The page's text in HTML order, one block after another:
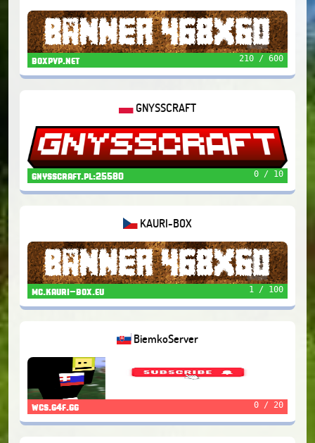
boxpvp.net 210 / 600
GNYSSCRAFT
gnysscraft.pl:25580 0 / 10
KAURI-BOX
mc.kauri-box.eu 1 / 100
BiemkoServer
wcs.g4f.gg 0 / 20